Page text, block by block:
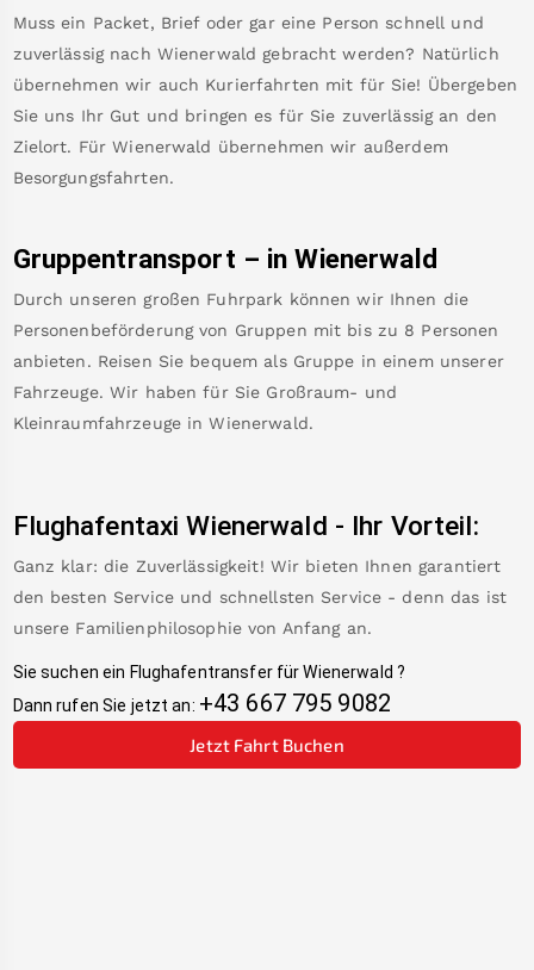
Muss ein Packet, Brief oder gar eine Person schnell und
zuverlässig nach Wienerwald gebracht werden? Natürlich
übernehmen wir auch Kurierfahrten mit für Sie! Übergeben
Sie uns Ihr Gut und bringen es für Sie zuverlässig an den
Zielort. Für Wienerwald übernehmen wir außerdem
Besorgungsfahrten.
Gruppentransport – in Wienerwald
Durch unseren großen Fuhrpark können wir Ihnen die
Personenbeförderung von Gruppen mit bis zu 8 Personen
anbieten. Reisen Sie bequem als Gruppe in einem unserer
Fahrzeuge. Wir haben für Sie Großraum- und
Kleinraumfahrzeuge in Wienerwald.
Flughafentaxi Wienerwald - Ihr Vorteil:
Ganz klar: die Zuverlässigkeit! Wir bieten Ihnen garantiert
den besten Service und schnellsten Service - denn das ist
unsere Familienphilosophie von Anfang an.
Sie suchen ein Flughafentransfer für Wienerwald ?
Dann rufen Sie jetzt an: +43 667 795 9082
Jetzt Fahrt Buchen